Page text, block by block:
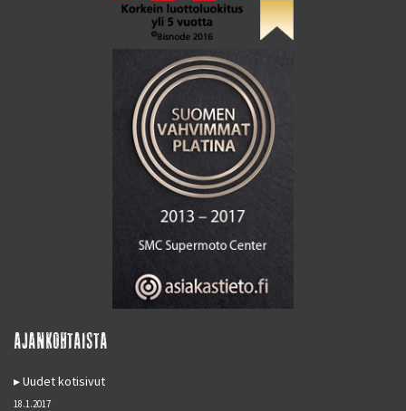
AJANKOHTAISTA
Uudet kotisivut
18.1.2017